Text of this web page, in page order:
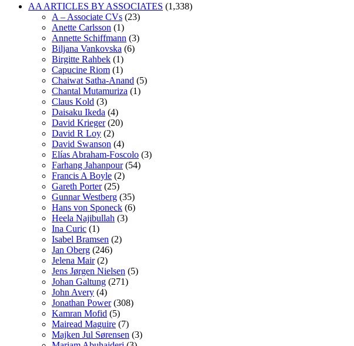
AA ARTICLES BY ASSOCIATES (1,338)
A – Associate CVs (23)
Anette Carlsson (1)
Annette Schiffmann (3)
Biljana Vankovska (6)
Birgitte Rahbek (1)
Capucine Riom (1)
Chaiwat Satha-Anand (5)
Chantal Mutamuriza (1)
Claus Kold (3)
Daisaku Ikeda (4)
David Krieger(20)
David R Loy (2)
David Swanson (4)
Elías Abraham-Foscolo (3)
Farhang Jahanpour(54)
Francis A Boyle (2)
Gareth Porter(25)
Gunnar Westberg (35)
Hans von Sponeck (6)
Heela Najibullah (3)
Ina Curic (1)
Isabel Bramsen (2)
Jan Oberg (246)
Jelena Mair(2)
Jens Jørgen Nielsen (5)
Johan Galtung (271)
John Avery (4)
Jonathan Power(308)
Kamran Mofid (5)
Mairead Maguire (7)
Majken Jul Sørensen (3)